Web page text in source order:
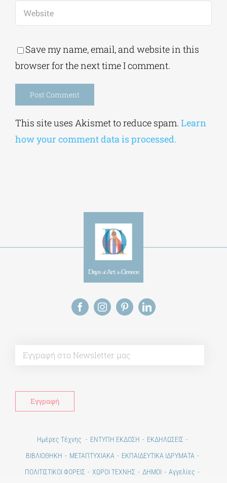
Save my name, email, and website in this
browser for the next time I comment.
This site uses Akismet to reduce spam. Learn
how your comment data is processed.
Ημέρες Τέχνης ΕΝΤΥΠΗ ΕΚΔΟΣΗ
ΕΚΔΗΛΩΣΕΙΣ
ΒΙΒΛΙΟΘΗΚΗ
ΜΕΤΑΠΤΥΧΙΑΚΑ
ΕΚΠΑΙΔΕΥΤΙΚΑ ΙΔΡΥΜΑΤΑ
ΠΟΛΙΤΙΣΤΙΚΟΙ ΦΟΡΕΙΣ
ΧΩΡΟΙ ΤΕΧΝΗΣ ΔΗΜΟΙ
Αγγελίες